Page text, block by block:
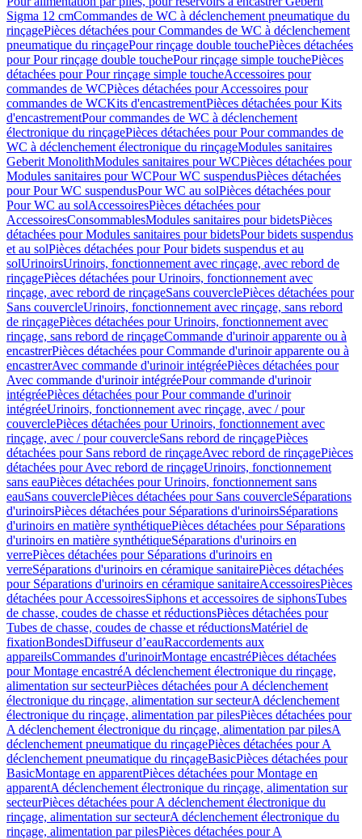
Sigma 12 cmCommandes de WC à déclenchement pneumatique du
rinçagePièces détachées pour Commandes de WC à déclenchement
pneumatique du rinçagePour rinçage double touchePièces détachées
pour Pour rinçage double touchePour rinçage simple touchePièces
détachées pour Pour rinçage simple toucheAccessoires pour
commandes de WCPièces détachées pour Accessoires pour
commandes de WCKits d'encastrementPièces détachées pour Kits
d'encastrementPour commandes de WC à déclenchement
électronique du rinçagePièces détachées pour Pour commandes de
WC à déclenchement électronique du rinçageModules sanitaires
Geberit MonolithModules sanitaires pour WCPièces détachées pour
Modules sanitaires pour WCPour WC suspendusPièces détachées
pour Pour WC suspendusPour WC au solPièces détachées pour
Pour WC au solAccessoiresPièces détachées pour
AccessoiresConsommablesModules sanitaires pour bidetsPièces
détachées pour Modules sanitaires pour bidetsPour bidets suspendus
et au solPièces détachées pour Pour bidets suspendus et au
solUrinoirsUrinoirs, fonctionnement avec rinçage, avec rebord de
rinçagePièces détachées pour Urinoirs, fonctionnement avec
rinçage, avec rebord de rinçageSans couverclePièces détachées pour
Sans couvercleUrinoirs, fonctionnement avec rinçage, sans rebord
de rinçagePièces détachées pour Urinoirs, fonctionnement avec
rinçage, sans rebord de rinçageCommande d'urinoir apparente ou à
encastrerPièces détachées pour Commande d'urinoir apparente ou à
encastrerAvec commande d'urinoir intégréePièces détachées pour
Avec commande d'urinoir intégréePour commande d'urinoir
intégréePièces détachées pour Pour commande d'urinoir
intégréeUrinoirs, fonctionnement avec rinçage, avec / pour
couverclePièces détachées pour Urinoirs, fonctionnement avec
rinçage, avec / pour couvercleSans rebord de rinçagePièces
détachées pour Sans rebord de rinçageAvec rebord de rinçagePièces
détachées pour Avec rebord de rinçageUrinoirs, fonctionnement
sans eauPièces détachées pour Urinoirs, fonctionnement sans
eauSans couverclePièces détachées pour Sans couvercleSéparations
d'urinoirsPièces détachées pour Séparations d'urinoirsSéparations
d'urinoirs en matière synthétiquePièces détachées pour Séparations
d'urinoirs en matière synthétiqueSéparations d'urinoirs en
verrePièces détachées pour Séparations d'urinoirs en
verreSéparations d'urinoirs en céramique sanitairePièces détachées
pour Séparations d'urinoirs en céramique sanitaireAccessoiresPièces
détachées pour AccessoiresSiphons et accessoires de siphonsTubes
de chasse, coudes de chasse et réductionsPièces détachées pour
Tubes de chasse, coudes de chasse et réductionsMatériel de
fixationBondesDiffuseur d’eauRaccordements aux
appareilsCommandes d'urinoirMontage encastréPièces détachées
pour Montage encastréA déclenchement électronique du rinçage,
alimentation sur secteurPièces détachées pour A déclenchement
électronique du rinçage, alimentation sur secteurA déclenchement
électronique du rinçage, alimentation par pilesPièces détachées pour
A déclenchement électronique du rinçage, alimentation par pilesA
déclenchement pneumatique du rinçagePièces détachées pour A
déclenchement pneumatique du rinçageBasicPièces détachées pour
BasicMontage en apparentPièces détachées pour Montage en
apparentA déclenchement électronique du rinçage, alimentation sur
secteurPièces détachées pour A déclenchement électronique du
rinçage, alimentation sur secteurA déclenchement électronique du
rinçage, alimentation par pilesPièces détachées pour A